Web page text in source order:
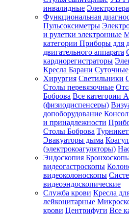
инвалидные
Функциональная
Пульсоксиметры
и рулетки электронные
категории Приборы для
двигательного аппарата
кардиорегистраторы
Кресла Барани
Хирургия Светильники
Столы перевязочные
Боброва Все категории
(физиодиспенсеры)
допоборудование
и принадлежности
Столы Боброва
Эвакуаторы дыма
(электрокоагуляторы)
Эндоскопия
видеогастроскопы
видеоколоноскопы
видеоэндоскопические
Служба крови Кресла
лейкоцитарные
крови Центрифуги Все